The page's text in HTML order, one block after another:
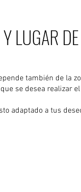
LUGAR
también de la
se desea realizar
adaptado a tus